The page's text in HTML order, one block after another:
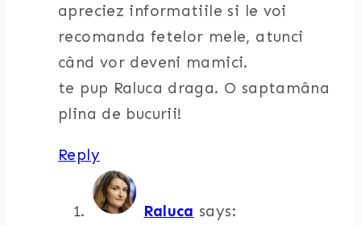
apreciez informatiile si le voi
recomanda fetelor mele, atunci
când vor deveni mamici.
te pup Raluca draga. O saptamâna
plina de bucurii!
Reply
Raluca says: